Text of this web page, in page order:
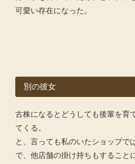
可愛い存在になった。
別の彼女
古株になるとどうしても後輩を育
てくる。
と、言っても私のいたショップで
で、他店舗の掛け持ちもすること